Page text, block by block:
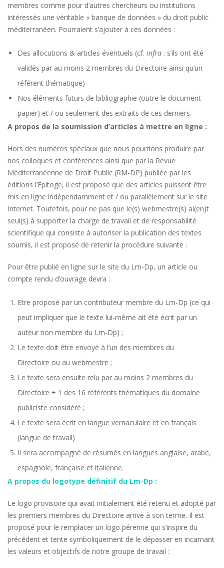
membres comme pour d’autres chercheurs ou institutions
intéressés une véritable « banque de données » du droit public
méditerranéen. Pourraient s’ajouter à ces données :
Des allocutions & articles éventuels (cf. infra : s’ils ont été
validés par au moins 2 membres du Directoire ainsi qu’un
référent thématique)
Nos éléments futurs de bibliographie (outre le document
papier) et / ou seulement des extraits de ces derniers.
A propos de la soumission d’articles à mettre en ligne :
Hors des numéros spéciaux que nous pourrions produire par
nos colloques et conférences ainsi que par la Revue
Méditerranéenne de Droit Public (RM-DP) publiée par les
éditions l’Epitoge, il est proposé que des articles puissent être
mis en ligne indépendamment et / ou parallèlement sur le site
Internet. Toutefois, pour ne pas que le(s) webmestre(s) ai(en)t
seul(s) à supporter la charge de travail et de responsabilité
scientifique qui consiste à autoriser la publication des textes
soumis, il est proposé de retenir la procédure suivante :
Pour être publié en ligne sur le site du Lm-Dp, un article ou
compte rendu d’ouvrage devra :
Etre proposé par un contributeur membre du Lm-Dp (ce qui
peut impliquer que le texte lui-même ait été écrit par un
auteur non membre du Lm-Dp) ;
Le texte doit être envoyé à l’un des membres du
Directoire ou au webmestre ;
Le texte sera ensuite relu par au moins 2 membres du
Directoire + 1 des 16 référents thématiques du domaine
publiciste considéré ;
Le texte sera écrit en langue vernaculaire et en français
(langue de travail)
Il sera accompagné de résumés en langues anglaise, arabe,
espagnole, française et italienne.
A propos du logotype définitif du Lm-Dp :
Le logo provisoire qui avait initialement été retenu et adopté par
les premiers membres du Directoire arrive à son terme. Il est
proposé pour le remplacer un logo pérenne qui s’inspire du
précédent et tente symboliquement de le dépasser en incarnant
les valeurs et objectifs de notre groupe de travail :